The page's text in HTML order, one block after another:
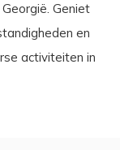
Geniet
en
activiteiten in